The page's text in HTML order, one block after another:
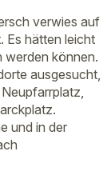
verwies auf
Es hätten leicht
werden können.
ausgesucht,
und in der